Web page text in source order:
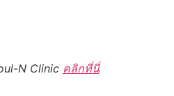
N Clinic คลิกที่นี่